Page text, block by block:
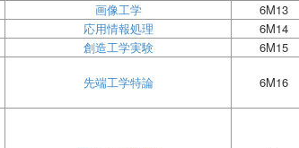
画像工学 6M13
応用情報処理 6M14
創造工学実験 6M15
先端工学特論 6M16